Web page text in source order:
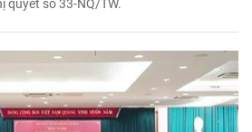
quyết số 33-NQ/TW.